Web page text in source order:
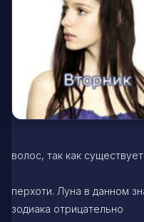
волос, так как
перхоти. Луна в данном
зодиака отрицательно